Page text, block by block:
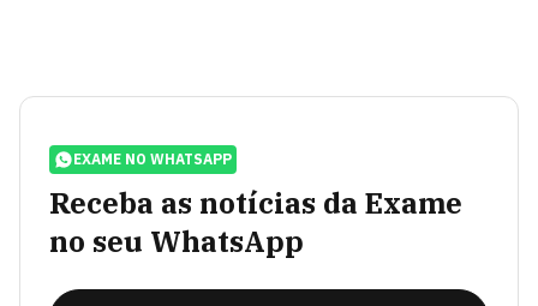
EXAME NO WHATSAPP
Receba as notícias da Exame
no seu WhatsApp